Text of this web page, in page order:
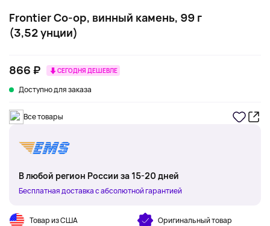
Frontier Co-op, винный камень, 99 г
(3,52 унции)
866 ₽ СЕГОДНЯ ДЕШЕВЛЕ
Доступно для заказа
Все товары
В любой регион России за 15-20 дней
Бесплатная доставка с абсолютной гарантией
Товар из США Оригинальный товар